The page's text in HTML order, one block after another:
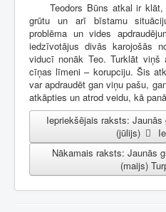
Teodors Būns atkal ir klāt,
grūtu un arī bīstamu
problēma un vides
iedzīvotājus divās karojošās
viducī nonāk Teo. Turklāt
cīņas līmeni – korupciju. Šis
var apdraudēt gan viņu pašu,
atkāpties un atrod veidu, kā
Iepriekšējais raksts:
(jūlijs)
Nākamais raksts: Jaunās
(maijs)